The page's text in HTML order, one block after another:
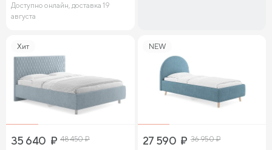
Доступно онлайн, доставка 19
августа
Хит
35 640 ₽ 48 450₽
NEW
27 590 ₽ 36 950₽